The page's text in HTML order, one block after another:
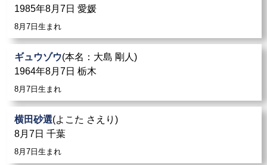
1985年8月7日 愛媛
8月7日生まれ
ギュウゾウ(本名：大島 剛人)
1964年8月7日 栃木
8月7日生まれ
横田砂選(よこた さえり)
8月7日 千葉
8月7日生まれ